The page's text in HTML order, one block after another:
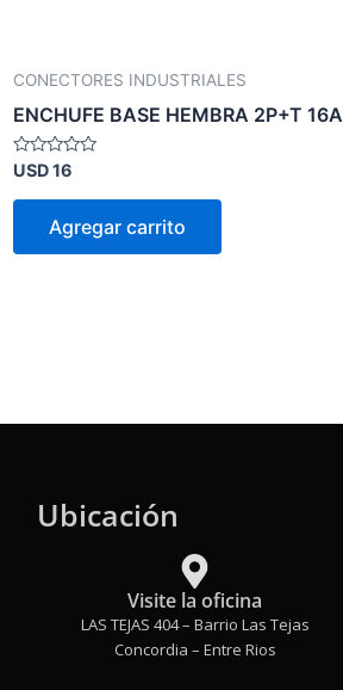
CONECTORES INDUSTRIALES
ENCHUFE BASE HEMBRA 2P+T 16A
Valorado
0
USD16
Agregar carrito
Ubicación
Visite la oficina
LAS TEJAS 404 – Barrio Las Tejas
Concordia – Entre Rios